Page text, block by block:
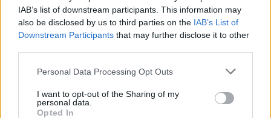
IAB’s list of downstream participants. This information may
also be disclosed by us to third parties on the IAB’s List of
Downstream Participants that may further disclose it to other
Personal Data Processing Opt Outs
I want to opt-out of the Sharing of my
personal data.
Opted In